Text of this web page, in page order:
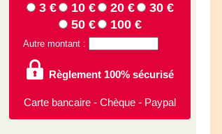
3 € 10 € 20 €
30 €
50 €
100 €
Autre montant :
Règlement 100% sécurisé
Carte bancaire - Chèque - Paypal